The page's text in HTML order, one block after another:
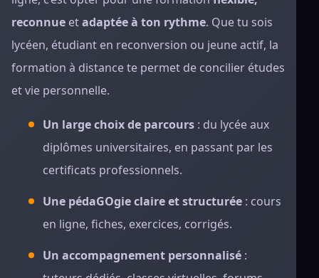
reconnue etadaptée à ton rythme. Que tu sois
lycéen, étudiant en reconversion ou jeune actif, la
formation à distance te permet de concilier études
et vie personnelle.
Un large choix de parcours : du lycée aux
diplômes universitaires, en passant par les
certificats professionnels.
Une pédaGOgie claire et structurée : cours
en ligne, fiches, exercices, corrigés.
Un accompagnement personnalisé :